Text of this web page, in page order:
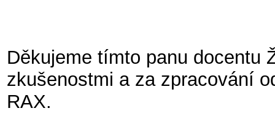
Děkujeme tímto panu docentu
zkušenostmi a za zpracování
RAX.